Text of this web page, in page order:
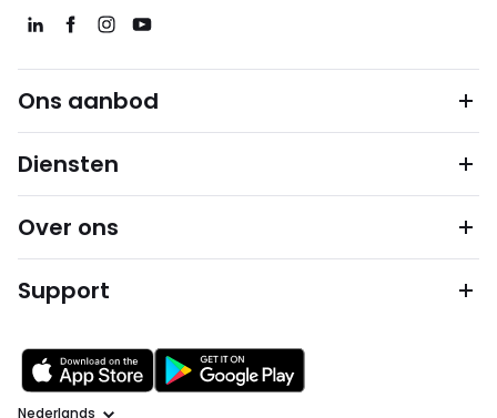
Ons aanbod
Diensten
Over ons
Support